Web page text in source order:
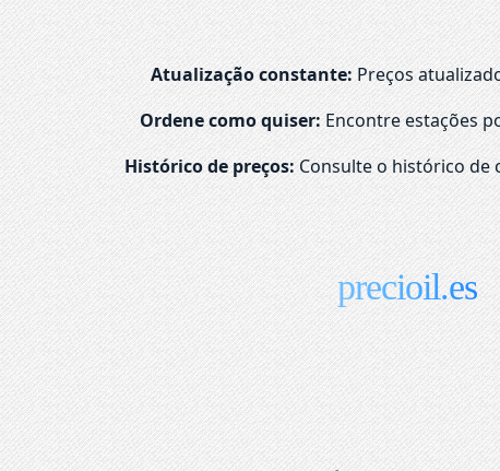
Atualização constante: Preços
Ordene como quiser:Encontre estações
Histórico de preços: Consulte o histórico de
precioil.es